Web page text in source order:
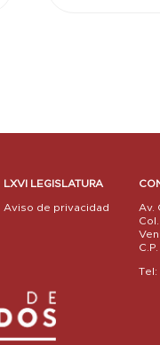
LXVI LEGISLATURA
Aviso de privacidad
Av.
Tel: